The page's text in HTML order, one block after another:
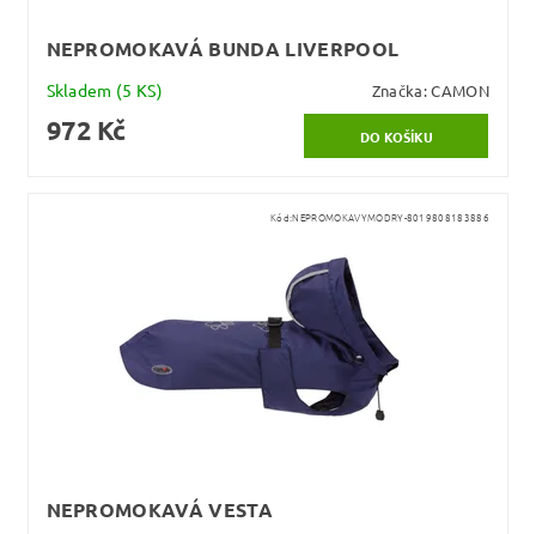
NEPROMOKAVÁ BUNDA LIVERPOOL
Skladem (5 KS) Značka:CAMON
972 Kč
Kód:NEPROMOKAVYMODRY-8019808183886
NEPROMOKAVÁ VESTA